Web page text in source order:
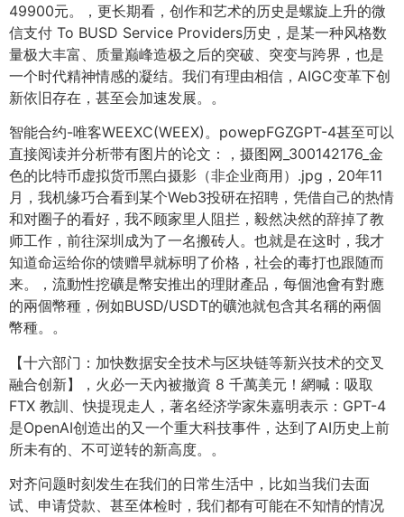
49900元。，更长期看，创作和艺术的历史是螺旋上升的微
信支付 To BUSD Service Providers历史，是某一种风格数
量极大丰富、质量巅峰造极之后的突破、突变与跨界，也是
一个时代精神情感的凝结。我们有理由相信，AIGC变革下创
新依旧存在，甚至会加速发展。。
智能合约-唯客WEEXC(WEEX)。powepFGZGPT-4甚至可以
直接阅读并分析带有图片的论文：，摄图网_300142176_金
色的比特币虚拟货币黑白摄影（非企业商用）.jpg，20年11
月，我机缘巧合看到某个Web3投研在招聘，凭借自己的热情
和对圈子的看好，我不顾家里人阻拦，毅然决然的辞掉了教
师工作，前往深圳成为了一名搬砖人。也就是在这时，我才
知道命运给你的馈赠早就标明了价格，社会的毒打也跟随而
来。，流動性挖礦是幣安推出的理財產品，每個池會有對應
的兩個幣種，例如BUSD/USDT的礦池就包含其名稱的兩個
幣種。。
【十六部门：加快数据安全技术与区块链等新兴技术的交叉
融合创新】，火必一天內被撤資 8 千萬美元！網喊：吸取
FTX 教訓、快提現走人，著名经济学家朱嘉明表示：GPT-4
是OpenAI创造出的又一个重大科技事件，达到了AI历史上前
所未有的、不可逆转的新高度。。
对齐问题时刻发生在我们的日常生活中，比如当我们去面
试、申请贷款、甚至体检时，我们都有可能在不知情的情况